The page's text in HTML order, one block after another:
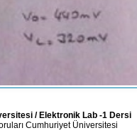
/Elektronik Lab -1 Dersi
Cumhuriyet Üniversitesi